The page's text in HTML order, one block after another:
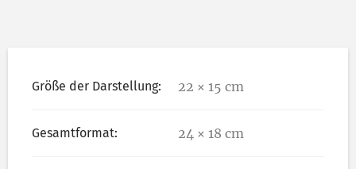
Größe der Darstellung: 22 × 15 cm
Gesamtformat: 24 × 18 cm